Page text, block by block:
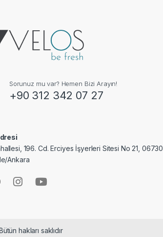
Sorunuz mu var? Hemen Bizi Arayın!
+90 312 342 07 27
196. Cd. Erciyes İşyerleri Sitesi No 21, 06730
Ankara
hakları saklıdır